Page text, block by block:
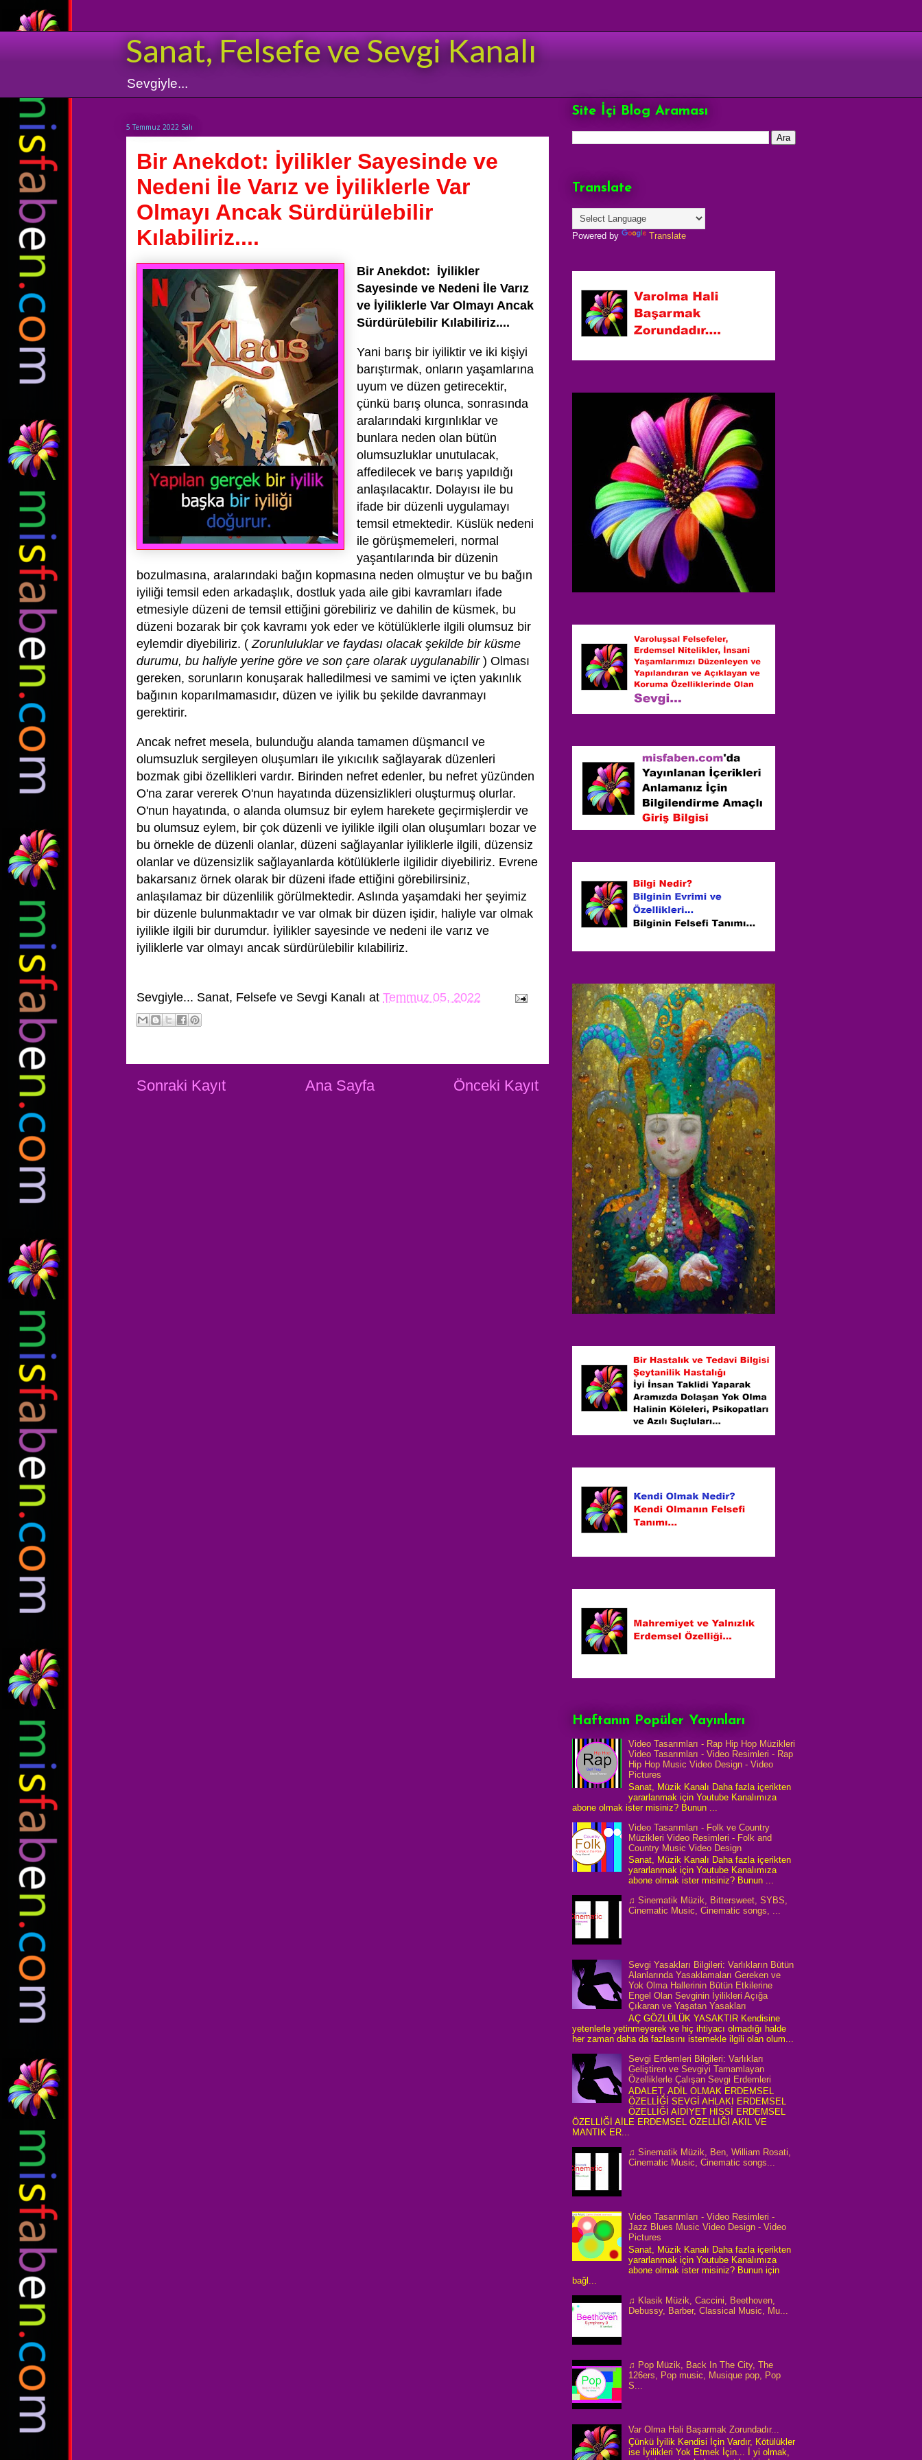
Sanat, Felsefe ve Sevgi Kanalı
Sevgiyle...
5 Temmuz 2022 Salı
Bir Anekdot: İyilikler Sayesinde ve
Nedeni İle Varız ve İyiliklerle Var
Olmayı Ancak Sürdürülebilir
Kılabiliriz....
Bir Anekdot: İyilikler
Sayesinde ve Nedeni İle Varız
ve İyiliklerle Var Olmayı Ancak
Sürdürülebilir Kılabiliriz....
Yani barış bir iyiliktir ve iki kişiyi
barıştırmak, onların yaşamlarına
uyum ve düzen getirecektir,
çünkü barış olunca, sonrasında
aralarındaki kırgınlıklar ve
bunlara neden olan bütün
olumsuzluklar unutulacak,
affedilecek ve barış yapıldığı
anlaşılacaktır. Dolayısı ile bu
ifade bir düzenli uygulamayı
temsil etmektedir. Küslük nedeni
ile görüşmemeleri, normal
yaşantılarında bir düzenin
bozulmasına, aralarındaki bağın kopmasına neden olmuştur ve bu bağın
iyiliği temsil eden arkadaşlık, dostluk yada aile gibi kavramları ifade
etmesiyle düzeni de temsil ettiğini görebiliriz ve dahilin de küsmek, bu
düzeni bozarak bir çok kavramı yok eder ve kötülüklerle ilgili olumsuz bir
eylemdir diyebiliriz. (Zorunluluklar ve faydası olacak şekilde bir küsme
durumu, bu haliyle yerine göre ve son çare olarak uygulanabilir) Olması
gereken, sorunların konuşarak halledilmesi ve samimi ve içten yakınlık
bağının koparılmamasıdır, düzen ve iyilik bu şekilde davranmayı
gerektirir.
Ancak nefret mesela, bulunduğu alanda tamamen düşmancıl ve
olumsuzluk sergileyen oluşumları ile yıkıcılık sağlayarak düzenleri
bozmak gibi özellikleri vardır. Birinden nefret edenler, bu nefret yüzünden
O'na zarar vererek O'nun hayatında düzensizlikleri oluşturmuş olurlar.
O'nun hayatında, o alanda olumsuz bir eylem harekete geçirmişlerdir ve
bu olumsuz eylem, bir çok düzenli ve iyilikle ilgili olan oluşumları bozar ve
bu örnekle de düzenli olanlar, düzeni sağlayanlar iyiliklerle ilgili, düzensiz
olanlar ve düzensizlik sağlayanlarda kötülüklerle ilgilidir diyebiliriz. Evrene
bakarsanız örnek olarak bir düzeni ifade ettiğini görebilirsiniz,
anlaşılamaz bir düzenlilik görülmektedir. Aslında yaşamdaki her şeyimiz
bir düzenle bulunmaktadır ve var olmak bir düzen işidir, haliyle var olmak
iyilikle ilgili bir durumdur. İyilikler sayesinde ve nedeni ile varız ve
iyiliklerle var olmayı ancak sürdürülebilir kılabiliriz.
Sevgiyle... Sanat, Felsefe ve Sevgi Kanalı at Temmuz 05, 2022
Sonraki Kayıt Önceki Kayıt
Ana Sayfa
Site İçi Blog Araması
Translate
Powered by Translate
Haftanın Popüler Yayınları
Video Tasarımları - Rap Hip Hop Müzikleri
Video Tasarımları - Video Resimleri - Rap
Hip Hop Music Video Design - Video
Pictures
Sanat, Müzik Kanalı Daha fazla içerikten
yararlanmak için Youtube Kanalımıza
abone olmak ister misiniz? Bunun ...
Video Tasarımları - Folk ve Country
Müzikleri Video Resimleri - Folk and
Country Music Video Design
Sanat, Müzik Kanalı Daha fazla içerikten
yararlanmak için Youtube Kanalımıza
abone olmak ister misiniz? Bunun ...
♫ Sinematik Müzik, Bittersweet, SYBS,
Cinematic Music, Cinematic songs, ...
Sevgi Yasakları Bilgileri: Varlıkların Bütün
Alanlarında Yasaklamaları Gereken ve
Yok Olma Hallerinin Bütün Etkilerine
Engel Olan Sevginin İyilikleri Açığa
Çıkaran ve Yaşatan Yasakları
AÇ GÖZLÜLÜK YASAKTIR Kendisine
yetenlerle yetinmeyerek ve hiç ihtiyacı olmadığı halde
her zaman daha da fazlasını istemekle ilgili olan olum...
Sevgi Erdemleri Bilgileri: Varlıkları
Geliştiren ve Sevgiyi Tamamlayan
Özelliklerle Çalışan Sevgi Erdemleri
ADALET, ADİL OLMAK ERDEMSEL
ÖZELLİĞİ SEVGİ AHLAKI ERDEMSEL
ÖZELLİĞİ AİDİYET HİSSİ ERDEMSEL
ÖZELLİĞİ AİLE ERDEMSEL ÖZELLİĞİ AKIL VE
MANTIK ER...
♫ Sinematik Müzik, Ben, William Rosati,
Cinematic Music, Cinematic songs...
Video Tasarımları - Video Resimleri -
Jazz Blues Music Video Design - Video
Pictures
Sanat, Müzik Kanalı Daha fazla içerikten
yararlanmak için Youtube Kanalımıza
abone olmak ister misiniz? Bunun için
bağl...
♫ Klasik Müzik, Caccini, Beethoven,
Debussy, Barber, Classical Music, Mu...
♫ Pop Müzik, Back In The City, The
126ers, Pop music, Musique pop, Pop
S...
Var Olma Hali Başarmak Zorundadır...
Çünkü İyilik Kendisi İçin Vardır, Kötülükler
ise İyilikleri Yok Etmek İçin... İ yi olmak,